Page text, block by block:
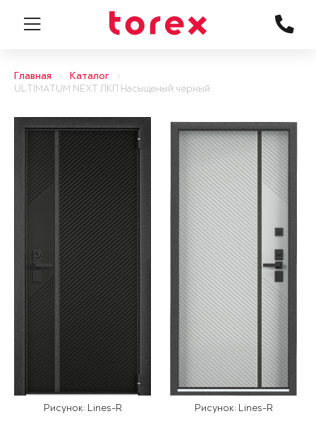
Главная
Каталог
ULTIMATUM NEXT ЛКП Насыщеный чёрный
Рисунок: Lines-R Рисунок: Lines-R